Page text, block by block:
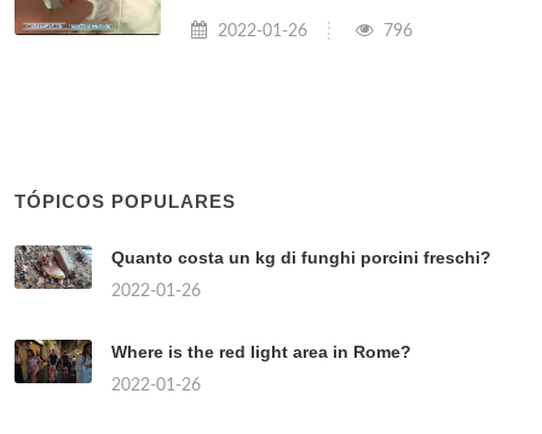
2022-01-26 796
TÓPICOS POPULARES
Quanto costa un kg di funghi porcini freschi?
2022-01-26
Where is the red light area in Rome?
2022-01-26